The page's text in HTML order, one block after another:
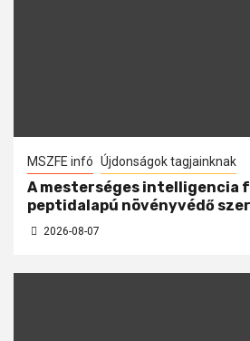
MSZFE infó Újdonságok tagjainknak
A mesterséges intelligencia
peptidalapú növényvédő
2026-08-07